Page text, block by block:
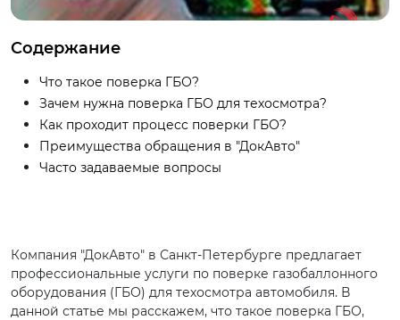
Содержание
Что такое поверка ГБО?
Зачем нужна поверка ГБО для техосмотра?
Как проходит процесс поверки ГБО?
Преимущества обращения в "ДокАвто"
Часто задаваемые вопросы
Компания "ДокАвто" в Санкт-Петербурге предлагает
профессиональные услуги по поверке газобаллонного
оборудования (ГБО) для техосмотра автомобиля. В
данной статье мы расскажем, что такое поверка ГБО,